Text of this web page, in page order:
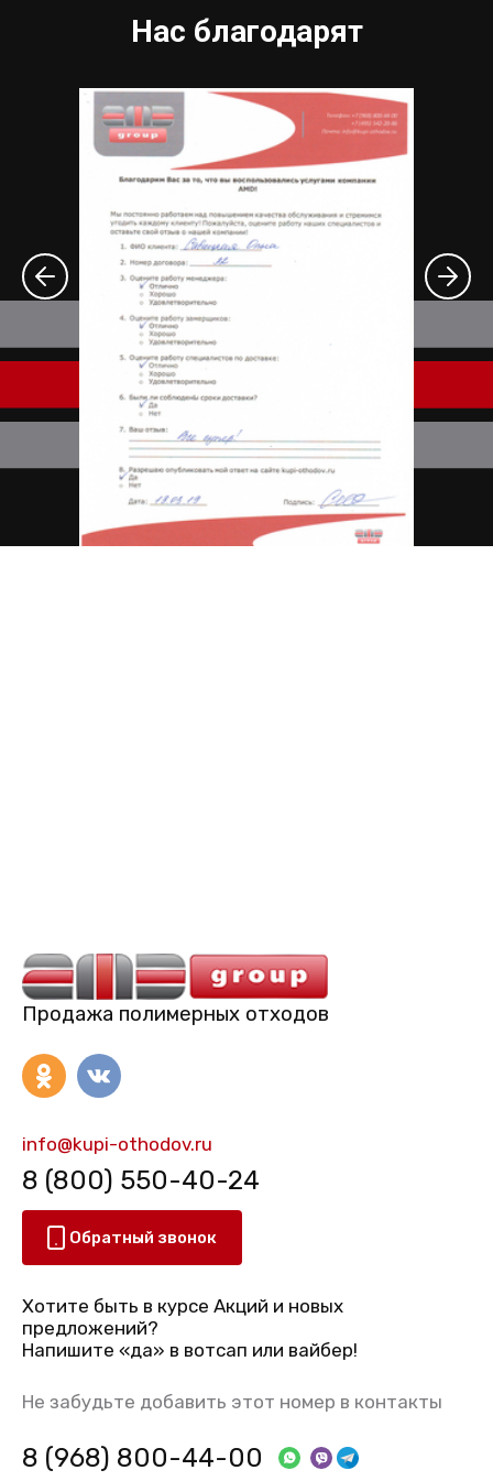
Нас благодарят
Продажа полимерных отходов
info@kupi-othodov.ru
8 (800) 550-40-24
Обратный звонок
Хотите быть в курсе Акций и новых
предложений?
Напишите «да» в вотсап или вайбер!
Не забудьте добавить этот номер в контакты
8 (968) 800-44-00